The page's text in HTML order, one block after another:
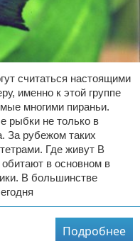
считаться настоящими
именно к этой группе
многими пираньи.
рыбки не только в
За рубежом таких
Где живут В
в основном в
В большинстве
Подробнее